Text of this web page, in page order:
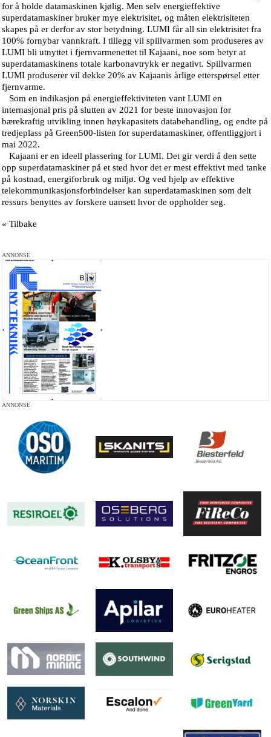
for å holde datamaskinen kjølig. Men selv energieffektive
superdatamaskiner bruker mye elektrisitet, og måten elektrisiteten
skapes på er derfor av stor betydning. LUMI får all sin elektrisitet fra
100% fornybar vannkraft. I tillegg vil spillvarmen som produseres av
LUMI bli utnyttet i fjernvarmenettet til Kajaani, noe som betyr at
superdatamaskinens totale karbonavtrykk er negativt. Spillvarmen
LUMI produserer vil dekke 20% av Kajaanis årlige etterspørsel etter
fjernvarme.
Som en indikasjon på energieffektiviteten vant LUMI en
internasjonal pris på slutten av 2021 for beste innovasjon for
bærekraftig utvikling innen høykapasitets databehandling, og endte på
tredjeplass på Green500-listen for superdatamaskiner, offentliggjort i
mai 2022.
Kajaani er en ideell plassering for LUMI. Det gir verdi å den sette
opp superdatamaskiner på et sted hvor det er mest effektivt med tanke
på kostnad, energiforbruk og miljø. Og ved hjelp av effektive
telekommunikasjonsforbindelser kan superdatamaskinen som delt
ressurs benyttes av forskere uansett hvor de oppholder seg.
« Tilbake
ANNONSE
ANNONSE